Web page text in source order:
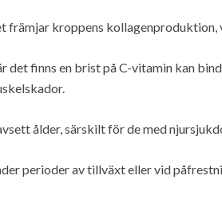
främjar kroppens
det finns en brist på C-vitamin kan
ålder, särskilt för de med
perioder av tillväxt eller vid